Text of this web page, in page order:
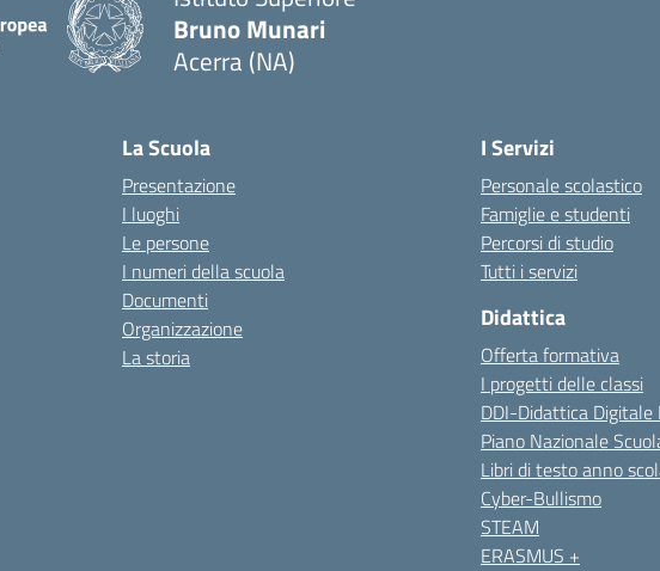
Bruno Munari
Acerra (NA)
La Scuola
Presentazione
I luoghi
Le persone
I numeri della scuola
Documenti
Organizzazione
La storia
I Servizi
Personale scolastico
Famiglie e studenti
Percorsi di studio
Tutti i servizi
Didattica
Offerta formativa
I progetti delle classi
DDI-Didattica
Piano Nazionale
Libri di testo anno
Cyber-Bullismo
STEAM
ERASMUS +